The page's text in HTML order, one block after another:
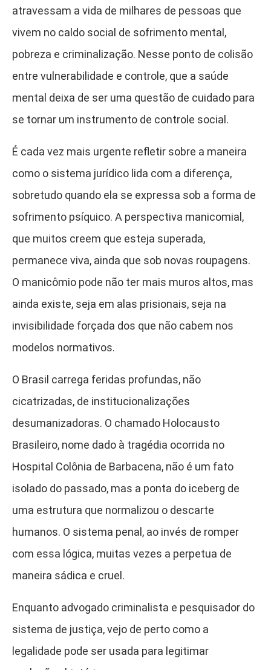
atravessam a vida de milhares de pessoas que
vivem no caldo social de sofrimento mental,
pobreza e criminalização. Nesse ponto de colisão
entre vulnerabilidade e controle, que a saúde
mental deixa de ser uma questão de cuidado para
se tornar um instrumento de controle social.
É cada vez mais urgente refletir sobre a maneira
como o sistema jurídico lida com a diferença,
sobretudo quando ela se expressa sob a forma de
sofrimento psíquico. A perspectiva manicomial,
que muitos creem que esteja superada,
permanece viva, ainda que sob novas roupagens.
O manicômio pode não ter mais muros altos, mas
ainda existe, seja em alas prisionais, seja na
invisibilidade forçada dos que não cabem nos
modelos normativos.
O Brasil carrega feridas profundas, não
cicatrizadas, de institucionalizações
desumanizadoras. O chamado Holocausto
Brasileiro, nome dado à tragédia ocorrida no
Hospital Colônia de Barbacena, não é um fato
isolado do passado, mas a ponta do iceberg de
uma estrutura que normalizou o descarte
humanos. O sistema penal, ao invés de romper
com essa lógica, muitas vezes a perpetua de
maneira sádica e cruel.
Enquanto advogado criminalista e pesquisador do
sistema de justiça, vejo de perto como a
legalidade pode ser usada para legitimar